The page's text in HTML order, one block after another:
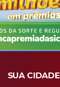
SUA CIDADE